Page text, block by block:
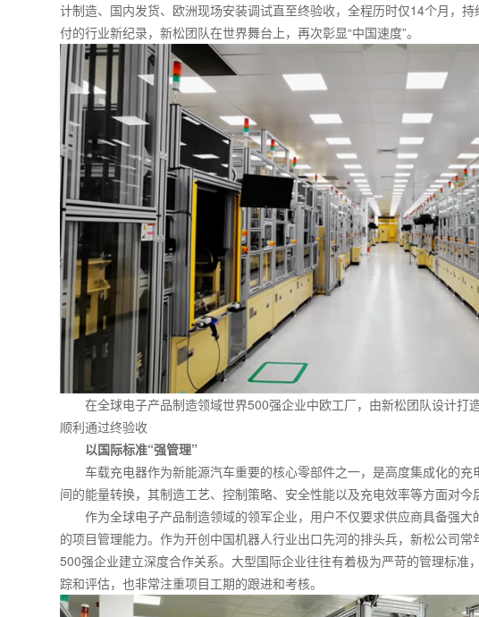
计制造、国内发货、欧洲现场安装调试直至终验收，全程历时仅14个月，
付的行业新纪录，新松团队在世界舞台上，再次彰显“中国速度”。
在全球电子产品制造领域世界500强企业中欧工厂，由新松团队设计打
顺利通过终验收
以国际标准“强管理”
车载充电器作为新能源汽车重要的核心零部件之一，是高度集成化的
间的能量转换，其制造工艺、控制策略、安全性能以及充电效率等方面对今
作为全球电子产品制造领域的领军企业，用户不仅要求供应商具备强
的项目管理能力。作为开创中国机器人行业出口先河的排头兵，新松公司
500强企业建立深度合作关系。大型国际企业往往有着极为严苛的管理标准
踪和评估，也非常注重项目工期的跟进和考核。